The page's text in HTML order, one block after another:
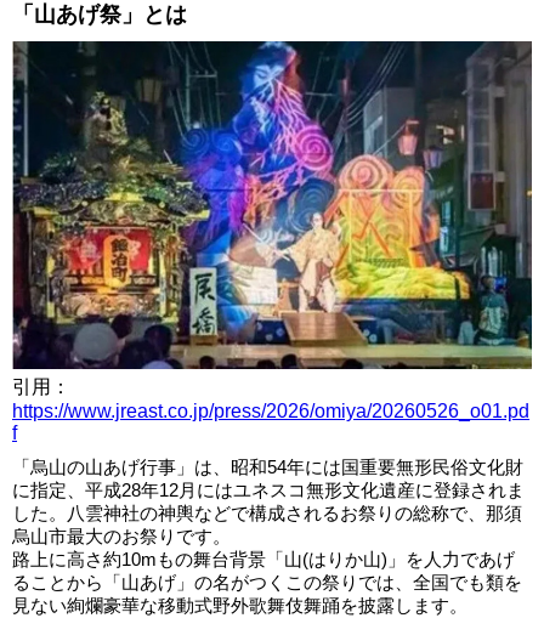
「山あげ祭」とは
引用：
https://www.jreast.co.jp/press/2026/omiya/20260526_o01.pd
f
「烏山の山あげ行事」は、昭和54年には国重要無形民俗文化財
に指定、平成28年12月にはユネスコ無形文化遺産に登録されま
した。八雲神社の神輿などで構成されるお祭りの総称で、那須
烏山市最大のお祭りです。
路上に高さ約10mもの舞台背景「山(はりか山)」を人力であげ
ることから「山あげ」の名がつくこの祭りでは、全国でも類を
見ない絢爛豪華な移動式野外歌舞伎舞踊を披露します。